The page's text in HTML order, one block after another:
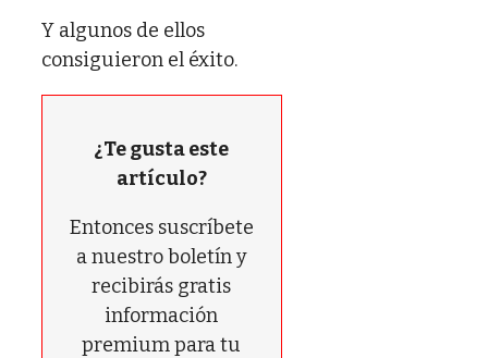
Y algunos de ellos
consiguieron el éxito.
¿Te gusta este
artículo?
Entonces suscríbete
a nuestro boletín y
recibirás gratis
información
premium para tu